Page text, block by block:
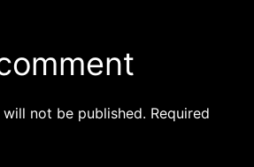
not be published. Required